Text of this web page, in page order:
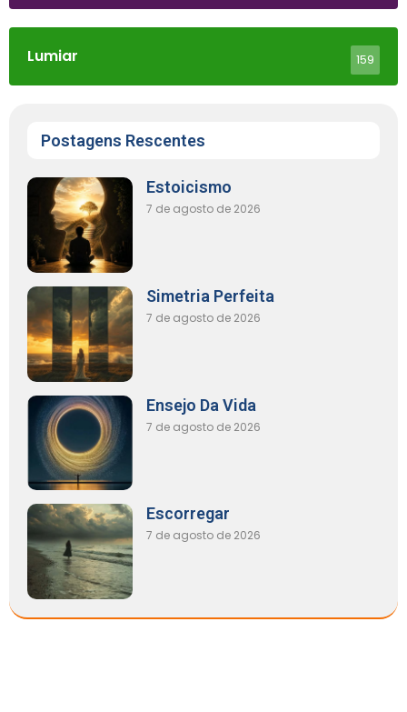
Lumiar 159
Postagens Rescentes
Estoicismo
7 de agosto de 2026
Simetria Perfeita
7 de agosto de 2026
Ensejo Da Vida
7 de agosto de 2026
Escorregar
7 de agosto de 2026